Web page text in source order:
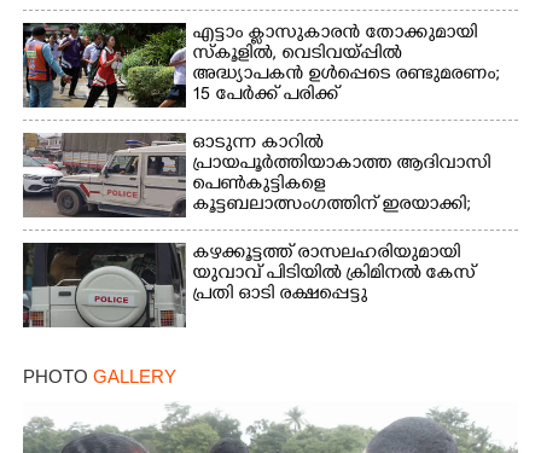
എട്ടാം ക്ളാസുകാരൻ തോക്കുമായി
സ്കൂളിൽ, വെടിവയ്പ്പിൽ
അദ്ധ്യാപകൻ ഉൾപ്പെടെ രണ്ടുമരണം;
15 പേർക്ക് പരിക്ക്
ഓടുന്ന കാറിൽ
പ്രായപൂർത്തിയാകാത്ത ആദിവാസി
പെൺകുട്ടികളെ
കൂട്ടബലാത്സംഗത്തിന് ഇരയാക്കി;
മൂന്ന് പേർ പിടിയിൽ
കഴക്കൂട്ടത്ത് രാസലഹരിയുമായി
യുവാവ് പിടിയിൽ ക്രിമിനൽ കേസ്
പ്രതി ഓടി രക്ഷപ്പെട്ടു
PHOTO GALLERY
Copy Link